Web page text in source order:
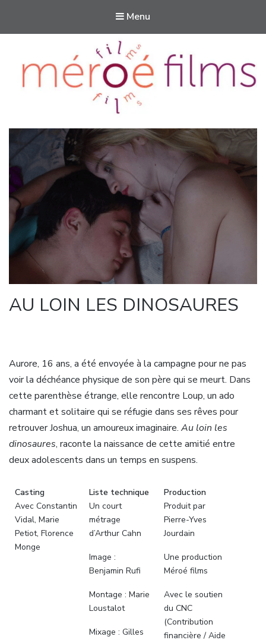
Menu
Méroé films
Des films pour aider à vivre
AU LOIN LES DINOSAURES
Aurore, 16 ans, a été envoyée à la campagne pour ne pas
voir la déchéance physique de son père qui se meurt. Dans
cette parenthèse étrange, elle rencontre Loup, un ado
charmant et solitaire qui se réfugie dans ses rêves pour
retrouver Joshua, un amoureux imaginaire. Au loin les
dinosaures, raconte la naissance de cette amitié entre
deux adolescents dans un temps en suspens.
Casting
Avec Constantin
Vidal, Marie
Petiot, Florence
Monge
Liste technique
Un court
métrage
d’Arthur Cahn
Image :
Benjamin Rufi
Montage : Marie
Loustalot
Mixage : Gilles
Production
Produit par
Pierre-Yves
Jourdain
Une production
Méroé films
Avec le soutien
du CNC
(Contribution
financière / Aide